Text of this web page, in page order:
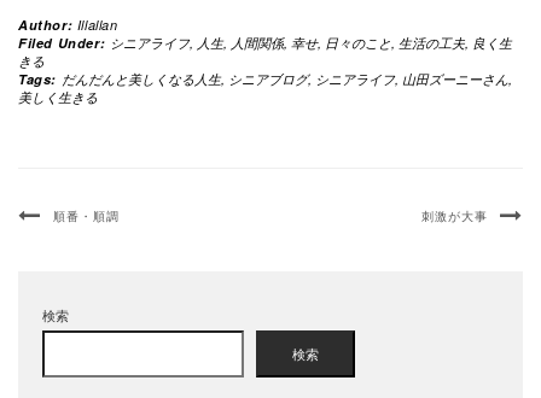
Author: Illallan
Filed Under: シニアライフ, 人生, 人間関係, 幸せ, 日々のこと, 生活の工夫, 良く生
きる
Tags: だんだんと美しくなる人生, シニアブログ, シニアライフ, 山田ズーニーさん,
美しく生きる
順番・順調 刺激が大事
検索
検索